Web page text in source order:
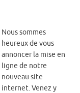
Nous sommes
heureux de vous
annoncer la mise en
ligne de notre
nouveau site
internet. Venez y